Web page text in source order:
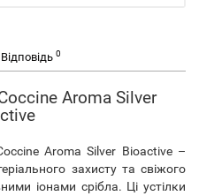
0
Aroma Silver
Aroma Silver Bioactive –
захисту та свіжого
іонами срібла. Ці устілки